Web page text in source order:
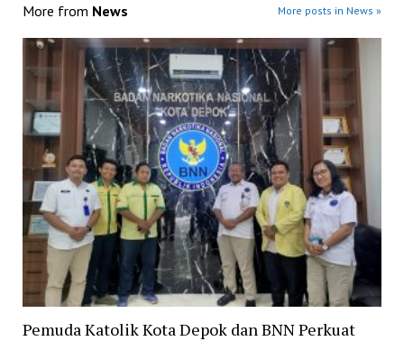
More from News More posts in News »
Pemuda Katolik Kota Depok dan BNN Perkuat